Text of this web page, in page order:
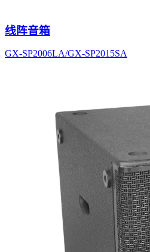
线阵音箱
GX-SP2006LA/GX-SP2015SA